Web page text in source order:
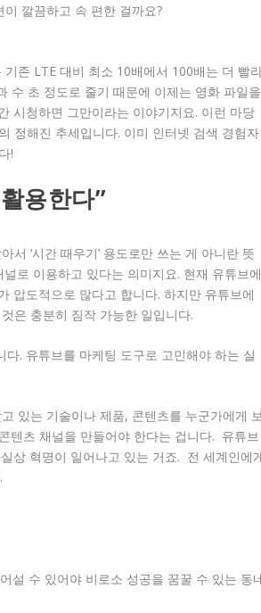
깔끔하고 속 편한 걸까요?
존 LTE 대비 최소 10배에서 100배는 더 빨
수 초 정도로 줄기 때문에 이제는 영화 파일을
시청하면 그만이라는 이야기지요. 이런 마당
정해진 추세입니다. 이미 인터넷 검색 경험자
!
용한다”
‘시간 때우기’ 용도로만 쓰는 게 아니란 뜻
로 이용하고 있다는 의미지요. 현재 유튜브
압도적으로 많다고 합니다. 하지만 유튜브에
은 충분히 짐작 가능한 일입니다.
. 유튜브를 마케팅 도구로 고민해야 하는 실
있는 기술이나 제품, 콘텐츠를 누군가에게
텐츠 채널을 만들어야 한다는 겁니다. 유튜브
상 혁명이 일어나고 있는 거죠. 전 세계인에
설 수 있어야 비로소 성공을 꿈꿀 수 있는 동